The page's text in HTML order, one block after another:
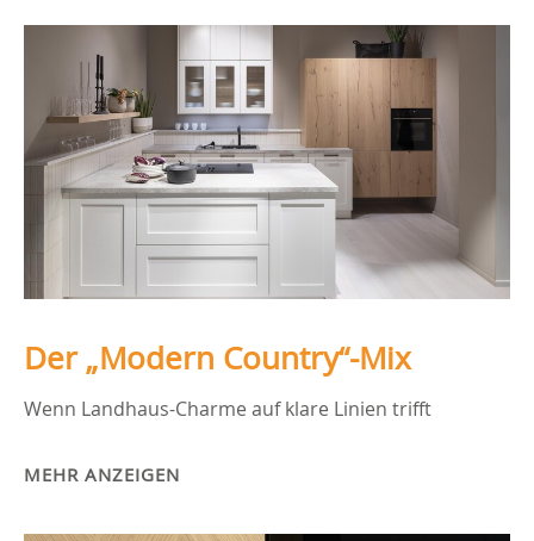
Der „Modern Country“-Mix
Wenn Landhaus-Charme auf klare Linien trifft
MEHR ANZEIGEN